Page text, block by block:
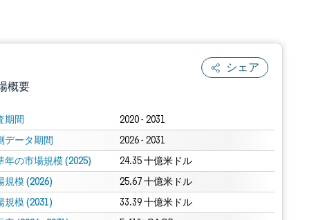
シェア
概要
期間 2020 - 2031
データ期間 2026 - 2031
年の市場規模 (2025) 24.35 十億米ドル
規模 (2026) 25.67 十億米ドル
規模 (2031) 33.39 十億米ドル